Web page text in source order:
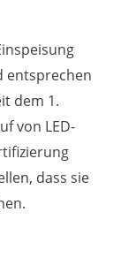
entsprechen
dem 1.
von LED-
dass sie